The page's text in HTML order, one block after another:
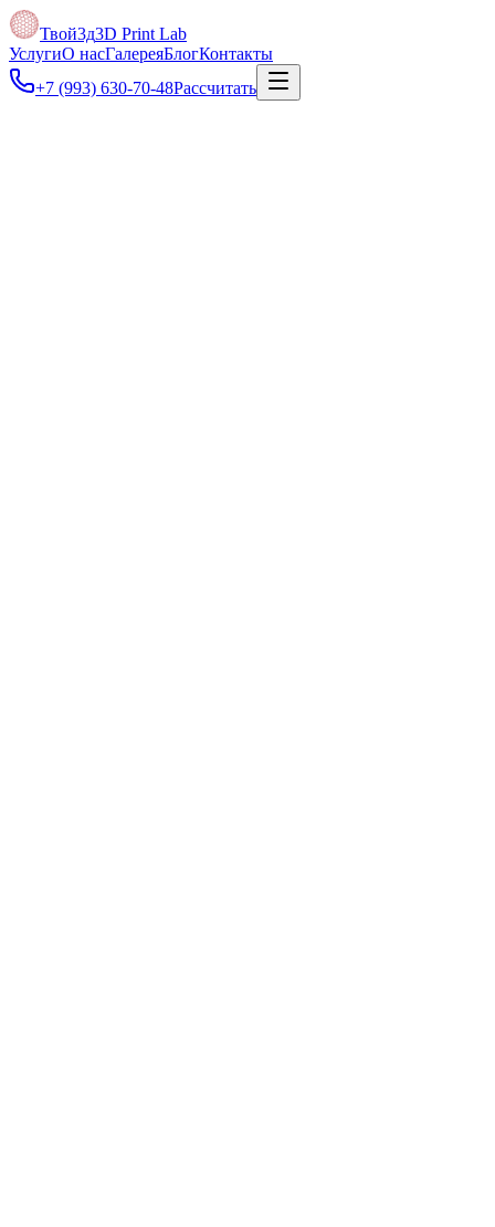
Твой3д3D Print Lab
УслугиО насГалереяБлогКонтакты
+7 (993) 630-70-48Рассчитать